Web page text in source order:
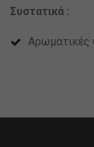
Συστατικά :
Αρωματικές